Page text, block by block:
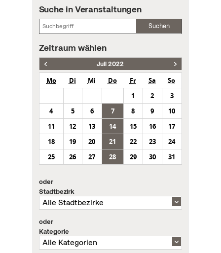
Suche in Veranstaltungen
Suchen
Zeitraum wählen
Juli 2022
Mo Di Mi Do Fr Sa
So
1
2
3
4
5 6 7 8 9
10
11
12 13 14 15 16
17
18
19 20 21 22 23
24
25
26 27 28 29 30 31
oder
Stadtbezirk
oder
Kategorie